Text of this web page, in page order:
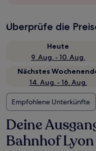
Überprüfe die
Heute
9. Aug. - 10. Aug.
Nächstes
14. Aug. - 16. Aug.
Empfohlene Unterkünfte
Deine
Bahnhof